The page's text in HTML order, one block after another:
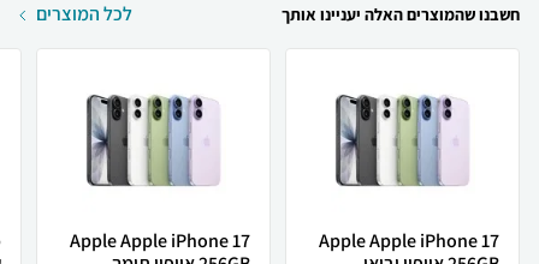
חשבנו שהמוצרים האלה יעניינו אותך לכל המוצרים
Apple Apple iPhone 17
Apple Apple iPhone 17